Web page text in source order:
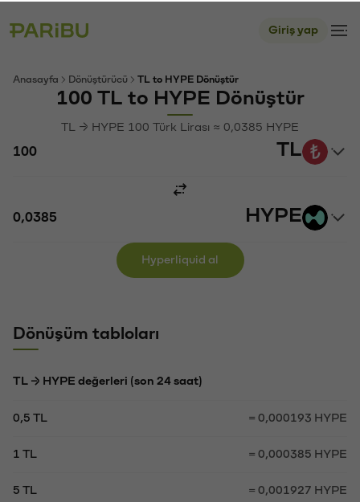
Giriş yap
Anasayfa Dönüştürücü TL to HYPE Dönüştür
100 TL to HYPE Dönüştür
TL → HYPE 100 Türk Lirası ≈ 0,0385 HYPE
TL
HYPE
Hyperliquid al
Dönüşüm tabloları
TL → HYPE değerleri (son 24 saat)
0,5 TL = 0,000193 HYPE
1 TL = 0,000385 HYPE
5 TL = 0,001927 HYPE